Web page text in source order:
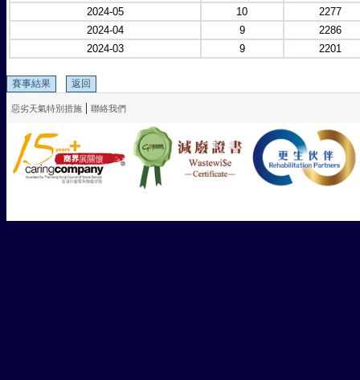
2024-05
10
2277
2024-04
9
2286
2024-03
9 2201